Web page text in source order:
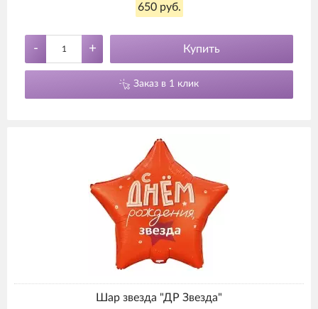
650 руб.
- + Купить
Заказ в 1 клик
Шар звезда "ДР Звезда"